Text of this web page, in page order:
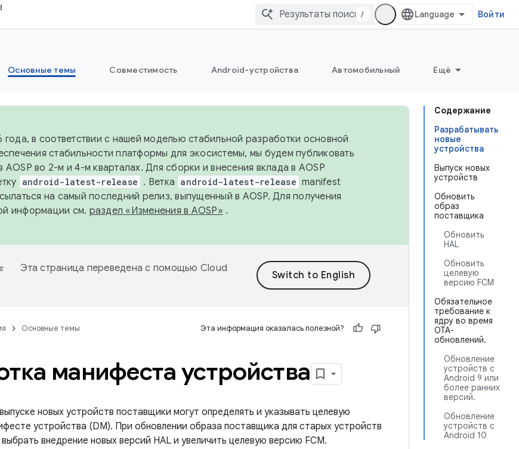
/ Войти
Основные темы Совместимость Android-устройства Автомобильный Ещё
Содержание
Разрабатывать
новые
устройства
Выпуск новых
устройств
Обновить
образ
поставщика
Обновить
HAL
Обновить
целевую
версию FCM
Обязательное
требование к
ядру во время
OTA-
обновлений.
Обновление
устройств с
Android 9 или
более ранних
версий.
Обновление
устройств с
Android 10
года, в соответствии с нашей моделью стабильной разработки основной
стабильности платформы для экосистемы, мы будем публиковать
AOSP во 2-м и 4-м кварталах. Для сборки и внесения вклада в AOSP
android-latest-release . Ветка android-latest-release manifest
на самый последний релиз, выпущенный в AOSP. Для получения
информации см. раздел «Изменения в AOSP» .
Эта страница переведена с помощью Cloud
Основные темы Эта информация оказалась полезной?
манифеста устройства
новых устройств поставщики могут определять и указывать целевую
устройства (DM). При обновлении образа поставщика для старых устройств
внедрение новых версий HAL и увеличить целевую версию FCM.